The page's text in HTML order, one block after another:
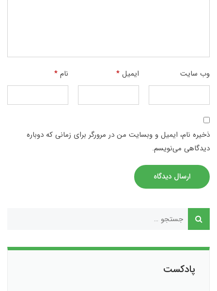
نام* ایمیل* وب‌ سایت
ذخیره نام، ایمیل و وبسایت من در مرورگر برای زمانی که دوباره
دیدگاهی می‌نویسم.
ارسال دیدگاه
پادکست